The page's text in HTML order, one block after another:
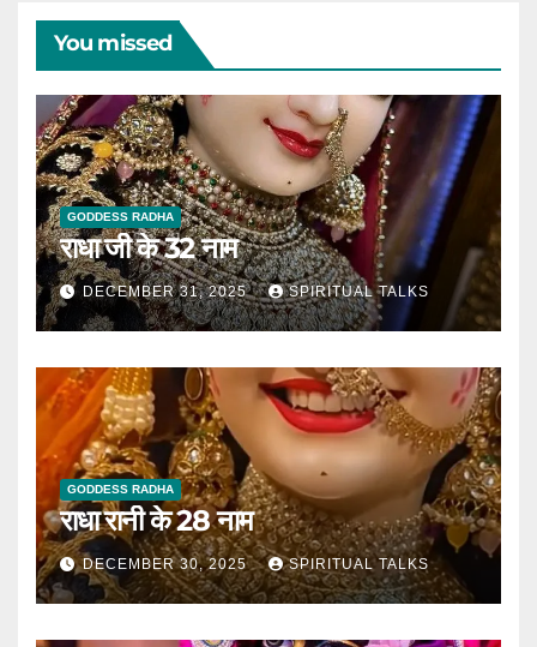
You missed
GODDESS RADHA
राधा जी के 32 नाम
DECEMBER 31, 2025 SPIRITUAL TALKS
GODDESS RADHA
राधा रानी के 28 नाम
DECEMBER 30, 2025 SPIRITUAL TALKS